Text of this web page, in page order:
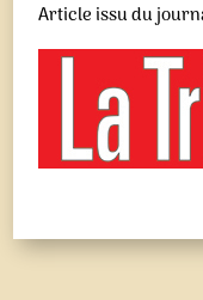
Article issu du